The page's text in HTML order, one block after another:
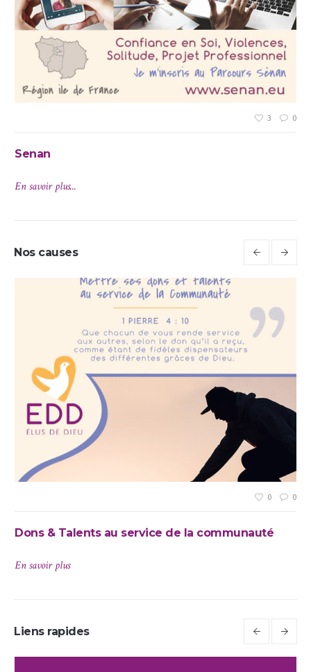
3 0
Senan
En savoir plus...
Nos causes
0 0
Dons & Talents au service de la communauté
En savoir plus
Liens rapides